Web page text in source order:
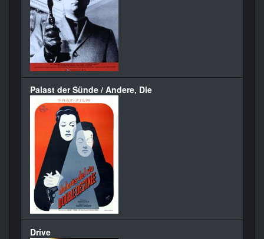
Palast der Sünde / Andere, Die
Drive